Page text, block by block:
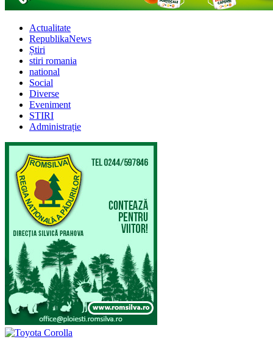
Actualitate
RepublikaNews
Știri
stiri romania
national
Social
Diverse
Eveniment
STIRI
Administrație